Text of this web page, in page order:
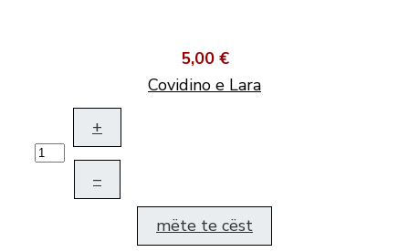
5,00 €
Covidino e Lara
+
–
mëte te cëst